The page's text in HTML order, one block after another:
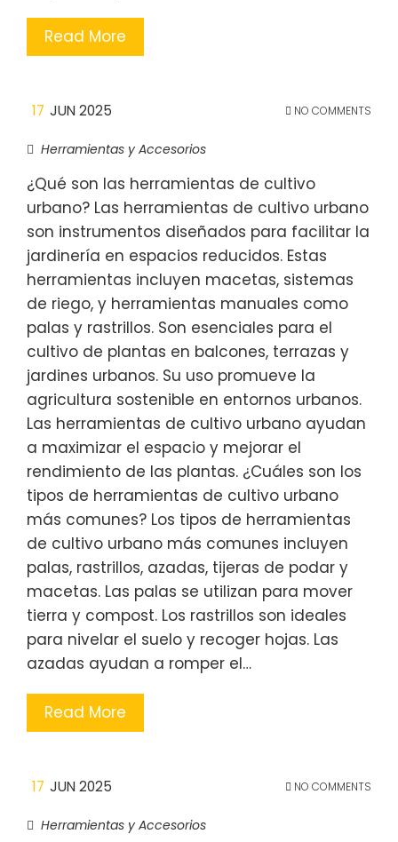
Read More
17 JUN 2025 NO COMMENTS
Herramientas y Accesorios
¿Qué son las herramientas de cultivo
urbano? Las herramientas de cultivo urbano
son instrumentos diseñados para facilitar la
jardinería en espacios reducidos. Estas
herramientas incluyen macetas, sistemas
de riego, y herramientas manuales como
palas y rastrillos. Son esenciales para el
cultivo de plantas en balcones, terrazas y
jardines urbanos. Su uso promueve la
agricultura sostenible en entornos urbanos.
Las herramientas de cultivo urbano ayudan
a maximizar el espacio y mejorar el
rendimiento de las plantas. ¿Cuáles son los
tipos de herramientas de cultivo urbano
más comunes? Los tipos de herramientas
de cultivo urbano más comunes incluyen
palas, rastrillos, azadas, tijeras de podar y
macetas. Las palas se utilizan para mover
tierra y compost. Los rastrillos son ideales
para nivelar el suelo y recoger hojas. Las
azadas ayudan a romper el…
Read More
17 JUN 2025 NO COMMENTS
Herramientas y Accesorios